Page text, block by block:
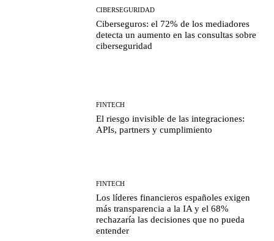
CIBERSEGURIDAD
Ciberseguros: el 72% de los mediadores
detecta un aumento en las consultas sobre
ciberseguridad
FINTECH
El riesgo invisible de las integraciones:
APIs, partners y cumplimiento
FINTECH
Los líderes financieros españoles exigen
más transparencia a la IA y el 68%
rechazaría las decisiones que no pueda
entender